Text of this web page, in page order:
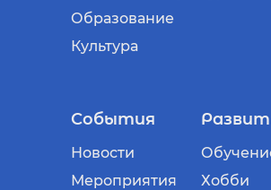
Образование
Культура
События
Новости
Мероприятия
Хобби